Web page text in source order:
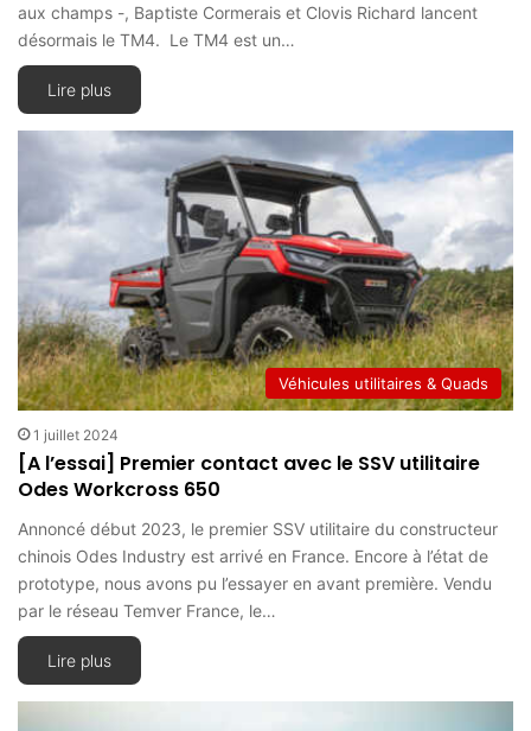
aux champs -, Baptiste Cormerais et Clovis Richard lancent
désormais le TM4. Le TM4 est un…
Lire plus
Véhicules utilitaires & Quads
1 juillet 2024
[A l’essai] Premier contact avec le SSV utilitaire
Odes Workcross 650
Annoncé début 2023, le premier SSV utilitaire du constructeur
chinois Odes Industry est arrivé en France. Encore à l’état de
prototype, nous avons pu l’essayer en avant première. Vendu
par le réseau Temver France, le…
Lire plus